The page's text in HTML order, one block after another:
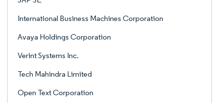
International Business Machines Corporation
Avaya Holdings Corporation
Verint Systems Inc.
Tech Mahindra Limited
Open Text Corporation